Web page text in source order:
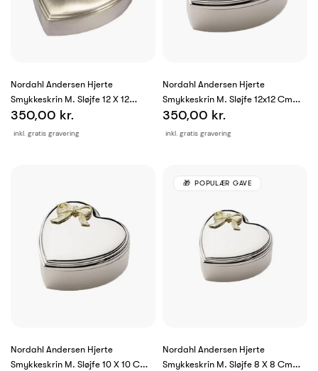
Nordahl Andersen Hjerte
Smykkeskrin M. Sløjfe 12 X 12
Fortinnet
inkl. gratis gravering
350,00 kr.
Nordahl Andersen Hjerte
Smykkeskrin M. Sløjfe 12x12 Cm
Krom
inkl. gratis gravering
350,00 kr.
Nordahl Andersen Hjerte
Smykkeskrin M. Sløjfe 10 X 10 Cm
Nordahl Andersen Hjerte
Smykkeskrin M. Sløjfe 8 X 8 Cm
POPULÆR GAVE